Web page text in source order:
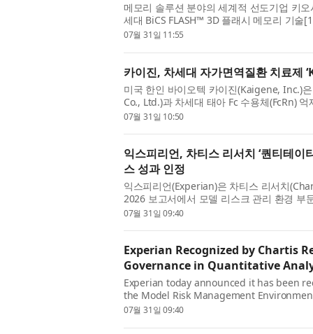
메모리 솔루션 분야의 세계적 선도기업 키
세대 BiCS FLASH™ 3D 플래시 메모리 기술
모리 소자의 샘플 출하를 시작했다...
07월 31일 11:55
카이진, 차세대 자가면역질환 치료제
미국 한인 바이오텍 카이진(Kaigene, Inc.)
Co., Ltd.)과 차세대 태아 Fc 수용체(FcRn)
한 라이선스 계약을 체결했다고...
07월 31일 10:50
익스피리언, 차티스 리서치 ‘퀀티테
스 성과 인정
익스피리언(Experian)은 차티스 리서치
2026 보고서에서 모델 리스크 관리 환경 부
은 익스피리언이 이 권위 있는 순위에 ...
07월 31일 09:40
Experian Recognized by Chartis
Governance in Quantitative
Experian today announced it has been
the Model Risk Management
2026 report. The recognition marks
07월 31일 09:40